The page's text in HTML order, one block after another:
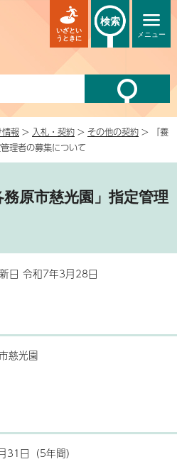
メニュー
いざとい
うときに
検索
報 > 入札・契約 > その他の契約 > 「養
理者の募集について
務原市慈光園」指定管理
日 令和7年3月28日
慈光園
日（5年間）